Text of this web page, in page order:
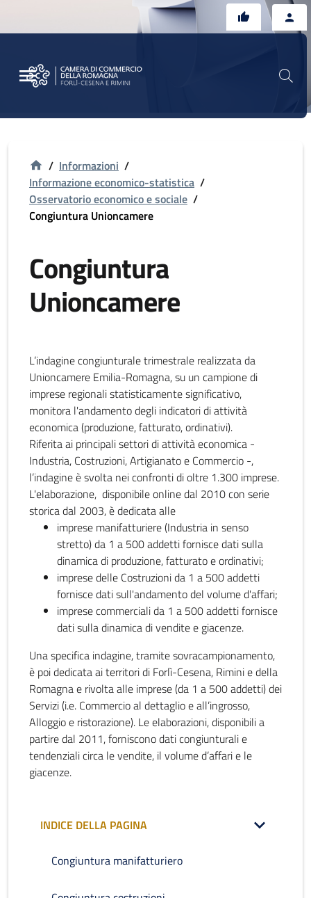
/ Informazioni /
Informazione economico-statistica /
Osservatorio economico e sociale /
Congiuntura Unioncamere
Congiuntura
Unioncamere
L’indagine congiunturale trimestrale realizzata da
Unioncamere Emilia-Romagna, su un campione di
imprese regionali statisticamente significativo,
monitora l'andamento degli indicatori di attività
economica (produzione, fatturato, ordinativi).
Riferita ai principali settori di attività economica -
Industria, Costruzioni, Artigianato e Commercio -,
l’indagine è svolta nei confronti di oltre 1.300 imprese.
L'elaborazione, disponibile online dal 2010 con serie
storica dal 2003, è dedicata alle
imprese manifatturiere (Industria in senso
stretto) da 1 a 500 addetti fornisce dati sulla
dinamica di produzione, fatturato e ordinativi;
imprese delle Costruzioni da 1 a 500 addetti
fornisce dati sull'andamento del volume d'affari;
imprese commerciali da 1 a 500 addetti fornisce
dati sulla dinamica di vendite e giacenze.
Una specifica indagine, tramite sovracampionamento,
è poi dedicata ai territori di Forlì-Cesena, Rimini e della
Romagna e rivolta alle imprese (da 1 a 500 addetti) dei
Servizi (i.e. Commercio al dettaglio e all’ingrosso,
Alloggio e ristorazione). Le elaborazioni, disponibili a
partire dal 2011, forniscono dati congiunturali e
tendenziali circa le vendite, il volume d’affari e le
giacenze.
INDICE DELLA PAGINA
Congiuntura manifatturiero